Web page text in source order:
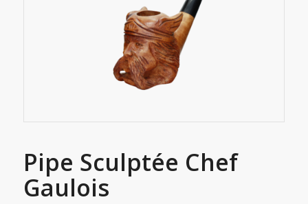
Pipe Sculptée Chef
Gaulois